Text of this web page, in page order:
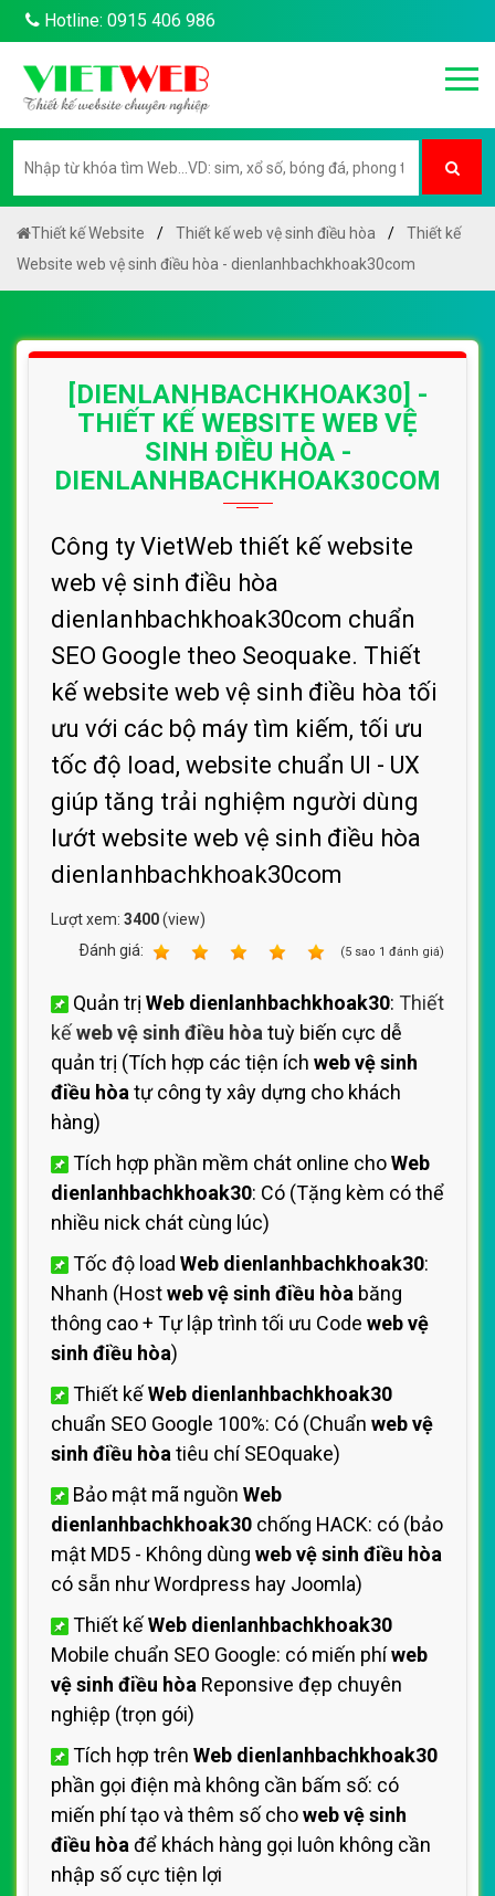
Hotline: 0915 406 986
Thiết kế Website Thiết kế web vệ sinh điều hòa
Thiết kế
Website web vệ sinh điều hòa - dienlanhbachkhoak30com
[DIENLANHBACHKHOAK30] -
THIẾT KẾ WEBSITE WEB VỆ
SINH ĐIỀU HÒA -
DIENLANHBACHKHOAK30COM
Công ty VietWeb thiết kế website
web vệ sinh điều hòa
dienlanhbachkhoak30com chuẩn
SEO Google theo Seoquake. Thiết
kế website web vệ sinh điều hòa tối
ưu với các bộ máy tìm kiếm, tối ưu
tốc độ load, website chuẩn UI - UX
giúp tăng trải nghiệm người dùng
lướt website web vệ sinh điều hòa
dienlanhbachkhoak30com
Lượt xem: 3400(view)
Ðánh giá:
(5 sao 1 đánh giá)
Quản trị Web dienlanhbachkhoak30: Thiết
kếweb vệ sinh điều hòa tuỳ biến cực dễ
quản trị (Tích hợp các tiện ích web vệ sinh
điều hòa tự công ty xây dựng cho khách
hàng)
Tích hợp phần mềm chát online choWeb
dienlanhbachkhoak30: Có (Tặng kèm có thể
nhiều nick chát cùng lúc)
Tốc độ load Web dienlanhbachkhoak30:
Nhanh (Hostweb vệ sinh điều hòa băng
thông cao + Tự lập trình tối ưu Code web vệ
sinh điều hòa)
Thiết kếWeb dienlanhbachkhoak30
chuẩn SEO Google 100%: Có (Chuẩn web vệ
sinh điều hòa tiêu chí SEOquake)
Bảo mật mã nguồn Web
dienlanhbachkhoak30 chống HACK: có (bảo
mật MD5 - Không dùng web vệ sinh điều hòa
có sẵn như Wordpress hay Joomla)
Thiết kếWeb dienlanhbachkhoak30
Mobile chuẩn SEO Google: có miến phíweb
vệ sinh điều hòa Reponsive đẹp chuyên
nghiệp (trọn gói)
Tích hợp trên Web dienlanhbachkhoak30
phần gọi điện mà không cần bấm số: có
miến phí tạo và thêm số choweb vệ sinh
điều hòa để khách hàng gọi luôn không cần
nhập số cực tiện lợi